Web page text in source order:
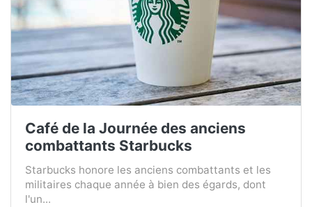
Café de la Journée des anciens
combattants Starbucks
Starbucks honore les anciens combattants et les
militaires chaque année à bien des égards, dont
l'un...